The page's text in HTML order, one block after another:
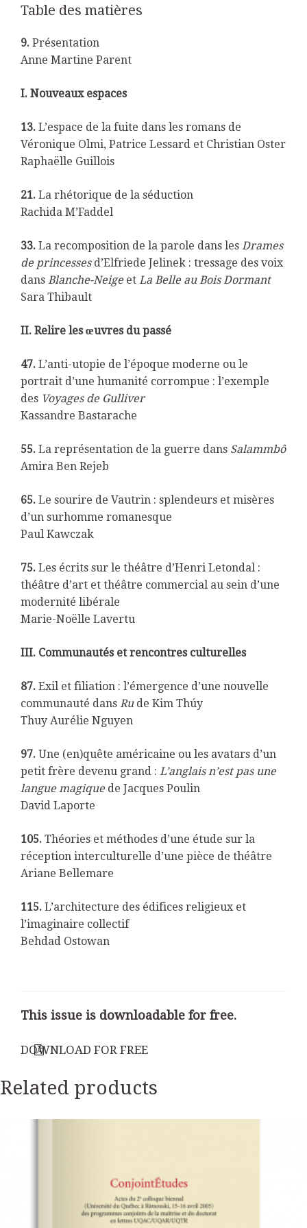
Table des matières
9. Présentation
Anne Martine Parent
I. Nouveaux espaces
13. L’espace de la fuite dans les romans de
Véronique Olmi, Patrice Lessard et Christian Oster
Raphaëlle Guillois
21. La rhétorique de la séduction
Rachida M’Faddel
33. La recomposition de la parole dans les Drames
de princessesd’Elfriede Jelinek : tressage des voix
dans Blanche-Neigeet La Belle au Bois Dormant
Sara Thibault
II. Relire les œuvres du passé
47. L’anti-utopie de l’époque moderne ou le
portrait d’une humanité corrompue : l’exemple
des Voyages de Gulliver
Kassandre Bastarache
55. La représentation de la guerre dans Salammbô
Amira Ben Rejeb
65. Le sourire de Vautrin : splendeurs et misères
d’un surhomme romanesque
Paul Kawczak
75. Les écrits sur le théâtre d’Henri Letondal :
théâtre d’art et théâtre commercial au sein d’une
modernité libérale
Marie-Noëlle Lavertu
III. Communautés et rencontres culturelles
87. Exil et filiation : l’émergence d’une nouvelle
communauté dans Ru de Kim Thúy
Thuy Aurélie Nguyen
97. Une (en)quête américaine ou les avatars d’un
petit frère devenu grand : L’anglais n’est pas une
langue magiquede Jacques Poulin
David Laporte
105. Théories et méthodes d’une étude sur la
réception interculturelle d’une pièce de théâtre
Ariane Bellemare
115. L’architecture des édifices religieux et
l’imaginaire collectif
Behdad Ostowan
This issue is downloadable for free.
DOWNLOAD FOR FREE
Related products